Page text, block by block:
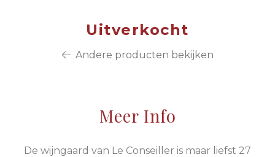
Uitverkocht
Andere producten bekijken
Meer Info
De wijngaard van Le Conseiller is maar liefst 27